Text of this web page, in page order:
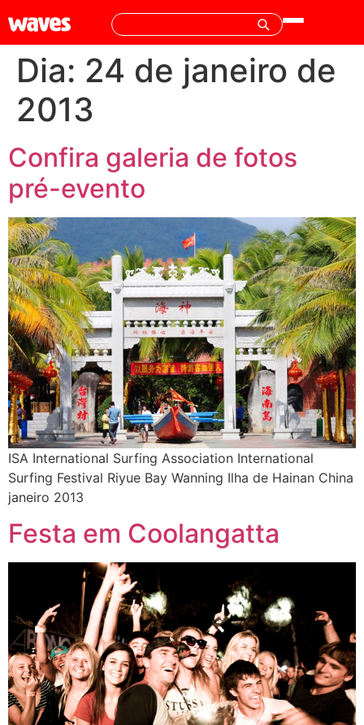
Dia: 24 de janeiro de
2013
Confira galeria de fotos
pré-evento
ISA International Surfing Association International
Surfing Festival Riyue Bay Wanning Ilha de Hainan China
janeiro 2013
Festa em Coolangatta